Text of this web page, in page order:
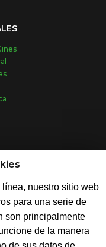
Gines
nuestro sitio web
para una serie de
son principalmente
de la manera